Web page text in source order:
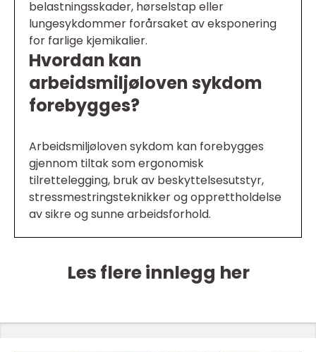
belastningsskader, hørselstap eller
lungesykdommer forårsaket av eksponering
for farlige kjemikalier.
Hvordan kan
arbeidsmiljøloven sykdom
forebygges?
Arbeidsmiljøloven sykdom kan forebygges
gjennom tiltak som ergonomisk
tilrettelegging, bruk av beskyttelsesutstyr,
stressmestringsteknikker og opprettholdelse
av sikre og sunne arbeidsforhold.
Les flere innlegg her